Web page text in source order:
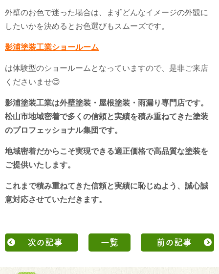
外壁のお色で迷った場合は、まずどんなイメージの外観に
したいかを決めるとお色選びもスムーズです。
影浦塗装工業ショールーム
は体験型のショールームとなっていますので、是非ご来店
くださいませ😊
影浦塗装工業は外壁塗装・屋根塗装・雨漏り専門店です。
松山市地域密着で多くの信頼と実績を積み重ねてきた塗装
のプロフェッショナル集団です。
地域密着だからこそ実現できる適正価格で高品質な塗装を
ご提供いたします。
これまで積み重ねてきた信頼と実績に恥じぬよう、誠心誠
意対応させていただきます。
次の記事 一覧 前の記事